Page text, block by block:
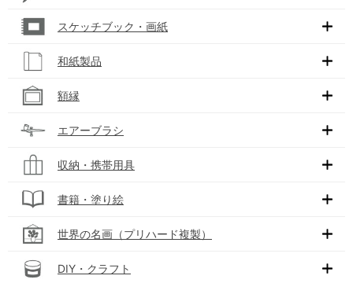
スケッチブック・画紙
和紙製品
額縁
エアーブラシ
収納・携帯用具
書籍・塗り絵
世界の名画（プリハード複製）
DIY・クラフト